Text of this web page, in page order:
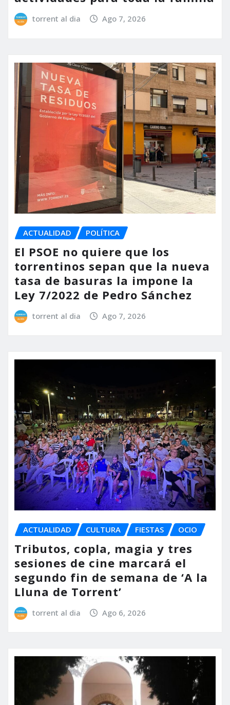
torrent al dia Ago 7, 2026
ACTUALIDAD POLÍTICA
El PSOE no quiere que los
torrentinos sepan que la nueva
tasa de basuras la impone la
Ley 7/2022 de Pedro Sánchez
torrent al dia Ago 7, 2026
ACTUALIDAD CULTURA FIESTAS OCIO
Tributos, copla, magia y tres
sesiones de cine marcará el
segundo fin de semana de ‘A la
Lluna de Torrent’
torrent al dia Ago 6, 2026